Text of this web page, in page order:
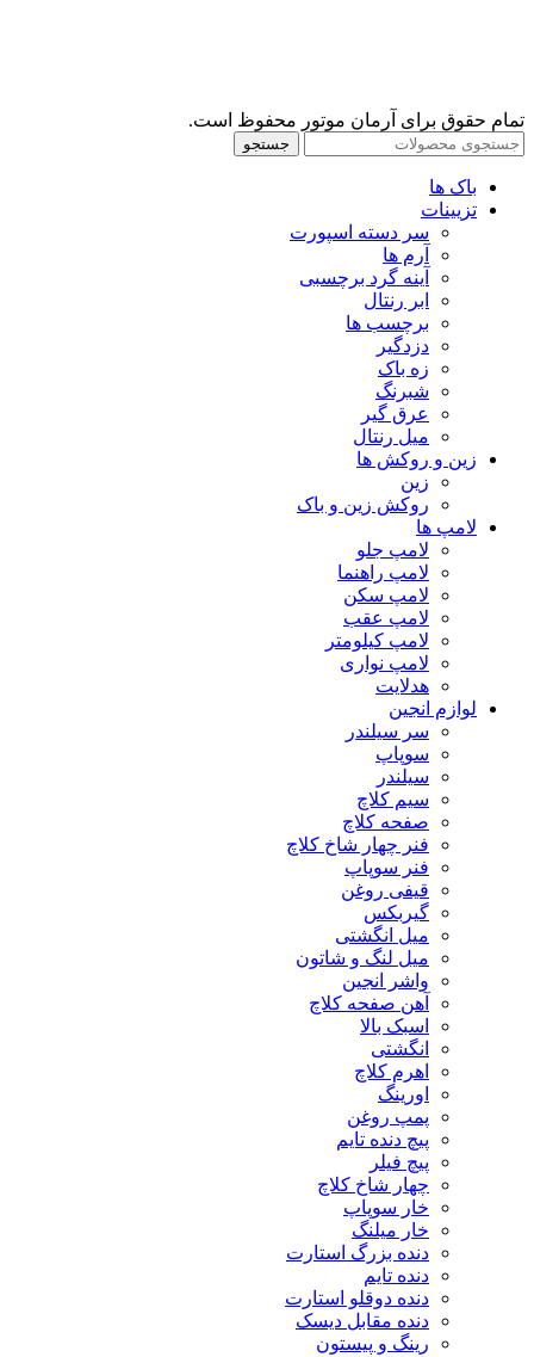
تمام حقوق برای آرمان موتور محفوظ است.
جستجو
باک ها
تزیینات
سر دسته اسپورت
آرم ها
آینه گرد برچسبی
ابر رنتال
برچسب ها
دزدگیر
زه باک
شبرنگ
عرق گیر
میل رنتال
زین و روکش ها
زین
روکش زین و باک
لامپ ها
لامپ جلو
لامپ راهنما
لامپ سکن
لامپ عقب
لامپ کیلومتر
لامپ نواری
هدلایت
لوازم انجین
سر سیلندر
سوپاپ
سیلندر
سیم کلاچ
صفحه کلاچ
فنر چهار شاخ کلاچ
فنر سوپاپ
قیفی روغن
گیربکس
میل انگشتی
میل لنگ و شاتون
واشر انجین
آهن صفحه کلاچ
اسبک بالا
انگشتی
اهرم کلاچ
اورینگ
پمپ روغن
پیچ دنده تایم
پیچ فیلر
چهار شاخ کلاچ
خار سوپاپ
خار میلنگ
دنده بزرگ استارت
دنده تایم
دنده دوقلو استارت
دنده مقابل دیسک
رینگ و پیستون